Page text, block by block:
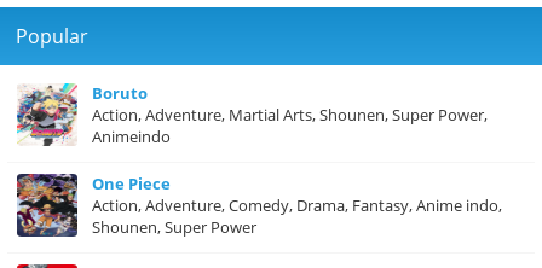
Popular
Boruto
Action, Adventure, Martial Arts, Shounen, Super Power,
Animeindo
One Piece
Action, Adventure, Comedy, Drama, Fantasy, Anime indo,
Shounen, Super Power